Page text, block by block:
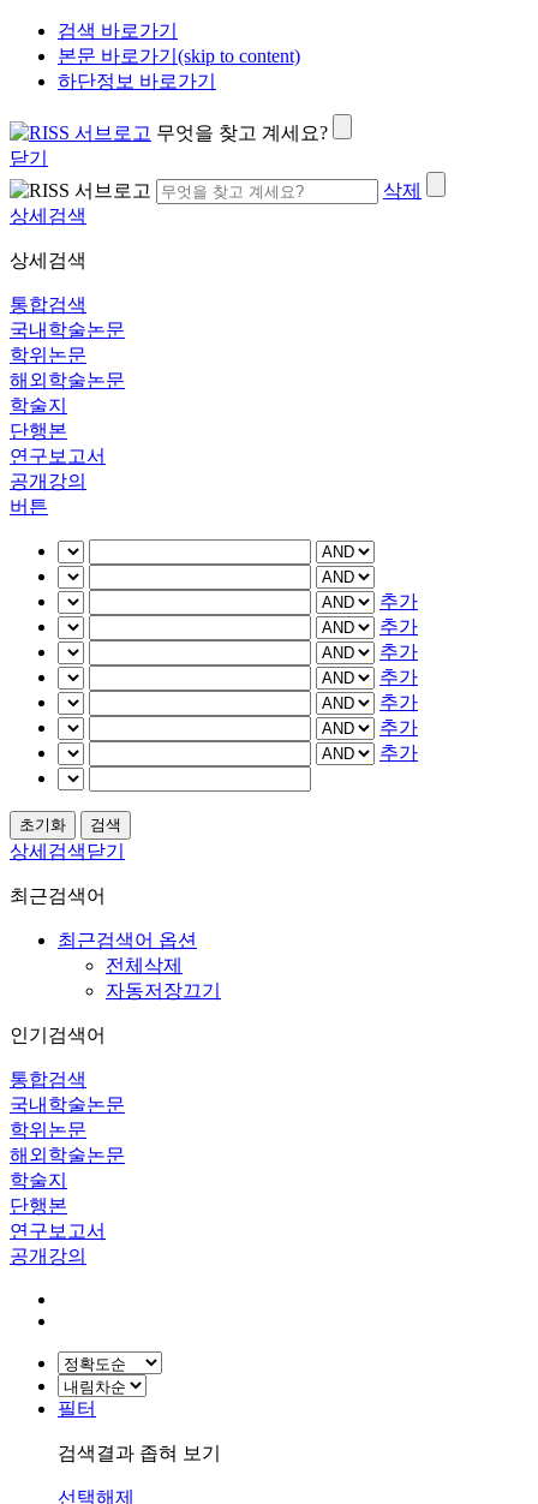
검색 바로가기
본문 바로가기(skip to content)
하단정보 바로가기
무엇을 찾고 계세요?
닫기
삭제
상세검색
상세검색
통합검색
국내학술논문
학위논문
해외학술논문
학술지
단행본
연구보고서
공개강의
버튼
추가
추가
추가
추가
추가
추가
추가
상세검색닫기
최근검색어
최근검색어 옵션
전체삭제
자동저장끄기
인기검색어
통합검색
국내학술논문
학위논문
해외학술논문
학술지
단행본
연구보고서
공개강의
필터
검색결과 좁혀 보기
선택해제